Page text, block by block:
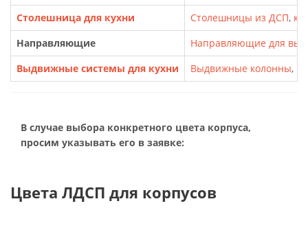
Столешница для кухни
Столешницы из ДСП,
Направляющие
Направляющие для
Выдвижные системы для кухни
Выдвижные колонны,
В случае выбора конкретного цвета корпуса,
просим указывать его в заявке:
Цвета ЛДСП для корпусов